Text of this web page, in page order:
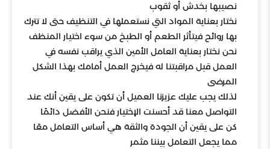
نصيبها بخدش أو ثقوب
نختار بعناية المواد التي نستعملها في التنظيف حتى لا تترك
بها روائح فيتأثر الطعم أو الطبخ من سوء اختيار المنظف
نحن نختار بعناية العامل الأمين الذي يراقب نفسه في
العمل قبل مراقبتنا له فيخرج العمل أمامك بهذا الشكل
المرضى
لذلك يجب عليك عزيزنا العميل أن تكون على يقين أنك عند
التواصل معنا قد أحسنت الإختيار فنحن الأفضل دائمًا
كن على يقين أن الجودة والثقة هي أساس التعامل معًا
مما يجعل التعامل بيننا مثمر